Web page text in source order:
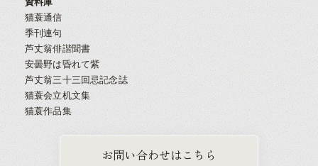
猫蓑通信
季刊連句
芦丈翁俳諧聞書
安曇野は昏れて紫
芦丈翁三十三回忌記念誌
猫蓑会立机文集
猫蓑作品集
お問い合わせはこちら